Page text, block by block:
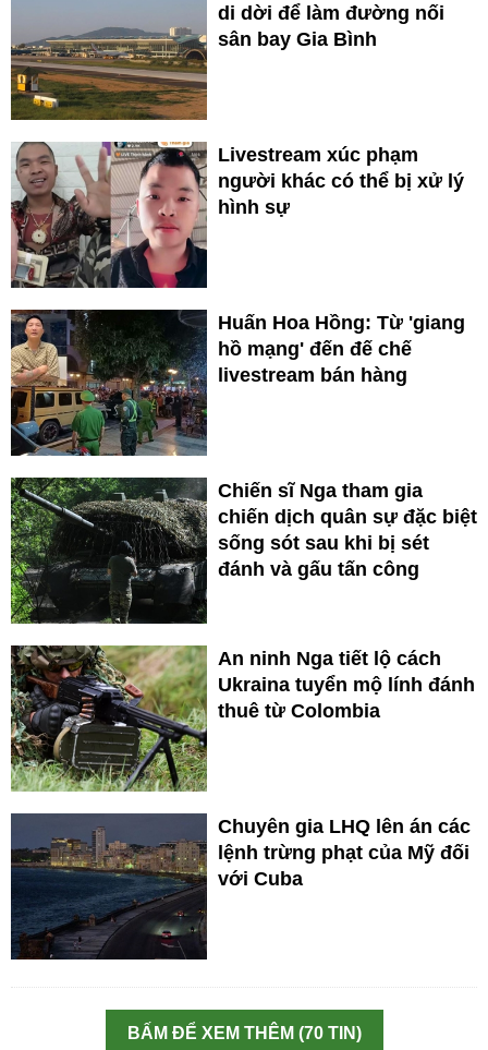
di dời để làm đường nối
sân bay Gia Bình
Livestream xúc phạm
người khác có thể bị xử lý
hình sự
Huấn Hoa Hồng: Từ 'giang
hồ mạng' đến đế chế
livestream bán hàng
Chiến sĩ Nga tham gia
chiến dịch quân sự đặc biệt
sống sót sau khi bị sét
đánh và gấu tấn công
An ninh Nga tiết lộ cách
Ukraina tuyển mộ lính đánh
thuê từ Colombia
Chuyên gia LHQ lên án các
lệnh trừng phạt của Mỹ đối
với Cuba
BẤM ĐỂ XEM THÊM (70 TIN)